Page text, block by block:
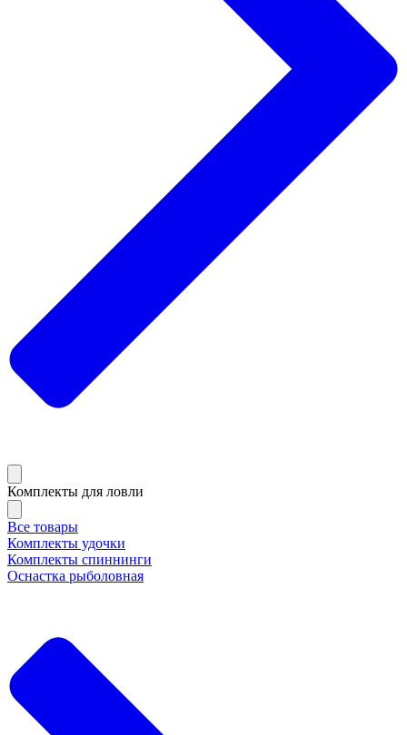
Комплекты для ловли
Все товары
Комплекты удочки
Комплекты спиннинги
Оснастка рыболовная